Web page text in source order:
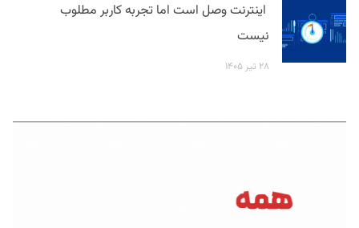
اینترنت وصل است اما تجربه کاربر مطلوب
نیست
۲۸ تیر ۱۴۰۵